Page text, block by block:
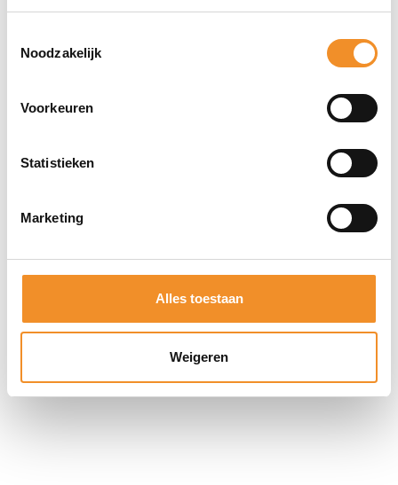
Noodzakelijk
Voorkeuren
Statistieken
Marketing
Alles toestaan
Weigeren